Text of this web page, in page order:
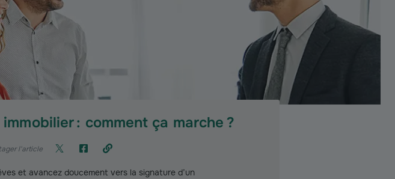
: comment ça marche ?
l'article
et avancez doucement vers la signature d’un